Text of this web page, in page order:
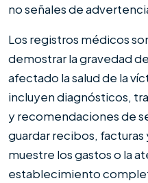
no señales de
Los registros médicos
demostrar la gravedad
afectado la salud de la
incluyen diagnósticos,
y recomendaciones de
guardar recibos,
muestre los gastos o la
establecimiento